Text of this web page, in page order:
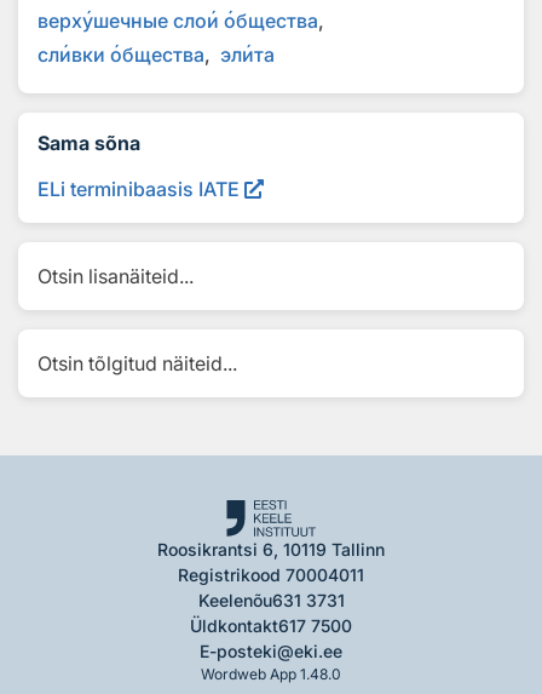
верхушечные слои общества
сливки общества элита
Sama sõna
ELi terminibaasis IATE
Otsin lisanäiteid...
Otsin tõlgitud näiteid...
Roosikrantsi 6, 10119 Tallinn
Registrikood 70004011
Keelenõu631 3731
Üldkontakt617 7500
E-posteki@eki.ee
Wordweb App 1.48.0